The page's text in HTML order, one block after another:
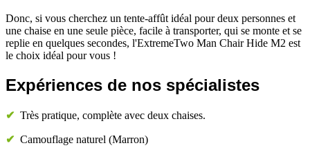
Donc, si vous cherchez un tente-affût idéal pour deux personnes et
une chaise en une seule pièce, facile à transporter, qui se monte et se
replie en quelques secondes, l'ExtremeTwo Man Chair Hide M2 est
le choix idéal pour vous !
Expériences de nos spécialistes
✔ Très pratique, complète avec deux chaises.
✔ Camouflage naturel (Marron)